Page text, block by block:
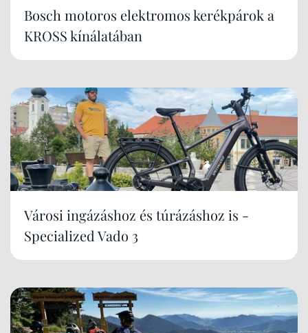
Bosch motoros elektromos kerékpárok a
KROSS kínálatában
Városi ingázáshoz és túrázáshoz is -
Specialized Vado 3